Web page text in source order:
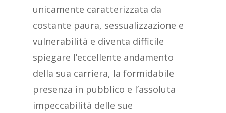
unicamente caratterizzata da
costante paura, sessualizzazione e
vulnerabilità e diventa difficile
spiegare l’eccellente andamento
della sua carriera, la formidabile
presenza in pubblico e l’assoluta
impeccabilità delle sue